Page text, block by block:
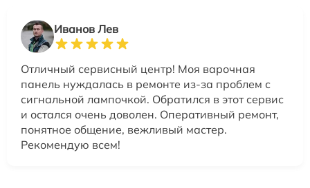
Иванов Лев
Отличный сервисный центр! Моя варочная
панель нуждалась в ремонте из-за проблем с
сигнальной лампочкой. Обратился в этот сервис
и остался очень доволен. Оперативный ремонт,
понятное общение, вежливый мастер.
Рекомендую всем!